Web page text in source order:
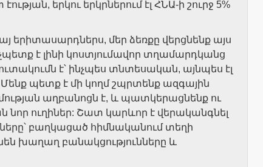
երկու երկրներում էլ ՀՆԱ-ի շուրջ 5%
երիտասարդներս, մեր ձեռքը վերցնենք այս
է լինի կոստյումավոր տղամարդկանց
է՝ ինչպես տնտեսական, այնպես էլ
պետք է մի կողմ շպրտենք ազգային
աղբանոցն է, և պատկերացնենք ու
ուղիներ: Շատ կարևոր է վերականգնել
բաղկացած հիմնականում տեղի
խաղաղ բանակցությունները և